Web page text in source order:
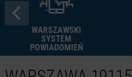
WARSZAWSKI
SYSTEM
POWIADOMIEŃ